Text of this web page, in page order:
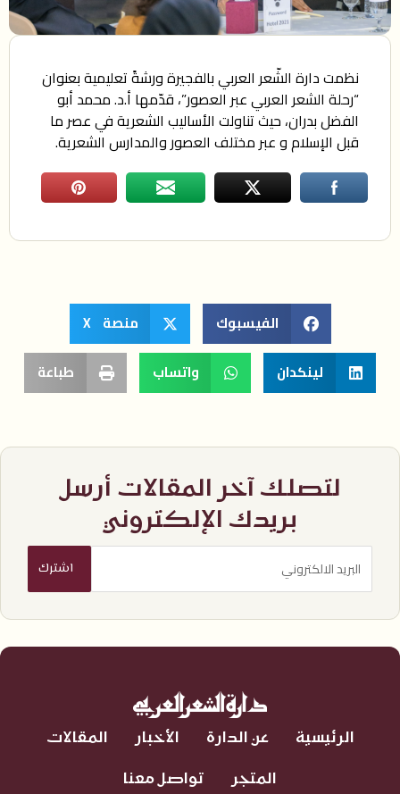
نظمت دارة الشّعر العربي بالفجيرة ورشةً تعليمية بعنوان
“رحلة الشعر العربي عبر العصور”، قدّمها أ.د. محمد أبو
الفضل بدران، حيث تناولت الأساليب الشعرية في عصر ما
قبل الإسلام و عبر مختلف العصور والمدارس الشعرية.
الفيسبوك
منصة X
لينكدان
واتساب طباعة
لتصلك آخر المقالات أرسل
بريدك الإلكتروني
الرئيسية عن الدارة الأخبار المقالات
المتجر تواصل معنا